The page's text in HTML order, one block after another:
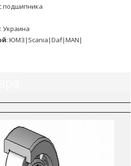
подшипника
: Украина
: ЮМЗ|Scania|Daf|MAN|